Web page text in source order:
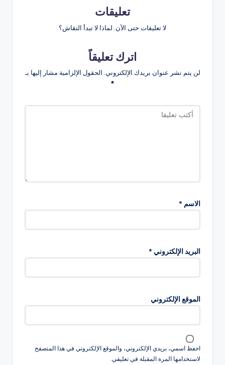
تعليقات
لا تعليقات حتى الآن. لماذا لا تبدأ النقاش؟
اترك تعليقاً
لن يتم نشر عنوان بريدك الإلكتروني. الحقول الإلزامية مشار إليها بـ
*
الاسم *
البريد الإلكتروني *
الموقع الإلكتروني
احفظ اسمي، بريدي الإلكتروني، والموقع الإلكتروني في هذا المتصفح
لاستخدامها المرة المقبلة في تعليقي.